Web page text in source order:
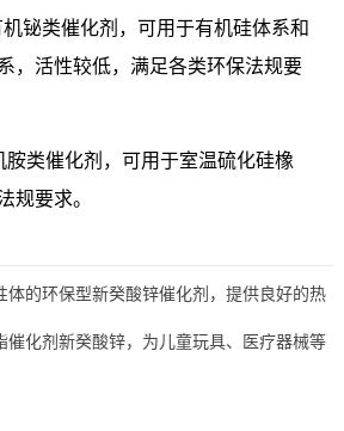
铋类催化剂，可用于有机硅体系和
，活性较低，满足各类环保法规要
胺类催化剂，可用于室温硫化硅橡
规要求。
体的环保型新癸酸锌催化剂，提供良好的热
催化剂新癸酸锌，为儿童玩具、医疗器械等